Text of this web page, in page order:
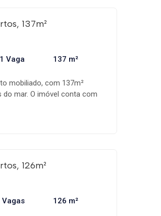
137m²
1 Vaga 137 m²
mobiliado, com 137m²
mar. O imóvel conta com
sendo 1 suíte, ideal para
126m²
Vagas 126 m²